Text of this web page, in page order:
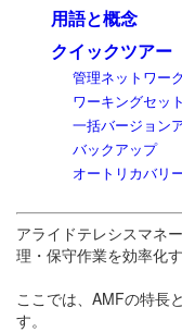
用語と概念
クイックツアー
管理ネットワー
ワーキングセット
一括バージョン
バックアップ
オートリカバリ
アライドテレシスマネ
理・保守作業を効率化す
ここでは、AMFの特長
す。